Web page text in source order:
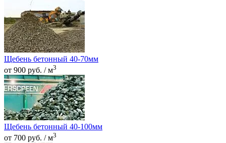
Щебень бетонный 40-70мм
от 900 руб. / м3
Щебень бетонный 40-100мм
от 700 руб. / м3